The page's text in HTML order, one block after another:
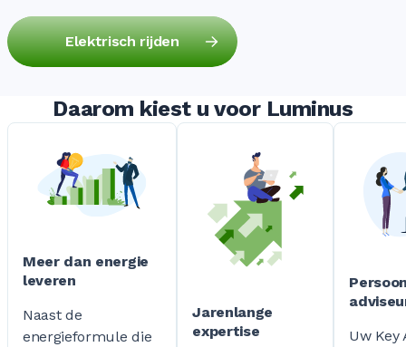
Elektrisch rijden
Daarom kiest u voor Luminus
Meer dan energie
leveren
Naast de
energieformule die
Jarenlange
expertise
Uw Key